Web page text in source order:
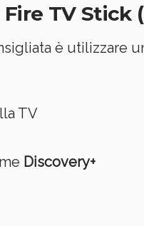
Fire TV
è utilizzare
TV
Discovery+